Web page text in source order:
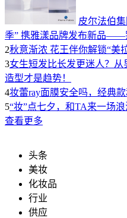
皮尔法伯
季” 携雅漾品牌发布新品——
2秋意渐浓 花王伴你解锁“美
3女生短发比长发更迷人？
造型才是趋势！
4妆蕾ray面膜安全吗，经典
5“妆”点七夕，和TA来一场
查看更多
头条
美妆
化妆品
行业
供应